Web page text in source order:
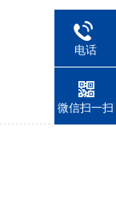
电话
微信扫一扫